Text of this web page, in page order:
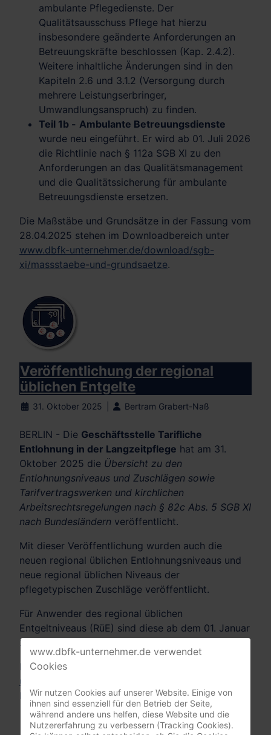
ambulante Pflegedienste. Der
Qualitätsausschuss Pflege hat hierzu
insbesondere geänderte Anforderungen an
Betreuungskräfte beschlossen (Kap. 2.4.2).
Weitere inhaltliche Änderungen sind in den
Kapiteln 2.6 und 3.1.2 (Versorgung durch
mehrere Leistungserbringer,
Umwandlungsanspruch) zu finden.
Teil 1b - Ambulante Betreuungsdienste
wurde neu eingeführt. Er wird ab 01. Juli 2026
die Richtlinie nach § 112a SGB XI zu den
Anforderungen an das Qualitätsmanagement
und die Qualitätssicherung für ambulante
Betreuungsdienste ersetzen.
Die Maßstäbe und Grundsätze in der Fassung vom
28.04.2025 stehen im Downloadbereich unter
www.dbfk-unternehmer.de/download/sgb-
xi/massstaebe-und-grundsaetze.
Veröffentlichung der regional
üblichen Entgelte
31. Oktober 2025 Bertram Grabert-Naß
BERLIN - Die Geschäftsstelle Tarifliche
Entlohnung in der Langzeitpflege hat am 31.
Oktober 2025 die Übersicht zu den
Entlohnungsniveaus und Zuschlägen sowie
Tarifvertragswerken und kirchlichen
Arbeitsrechtsregelungen nach § 82c Abs. 5 SGB XI
nach Bundesländern veröffentlicht.
Mit dieser Veröffentlichung wurden auch die
neuen regional üblichen Entlohnungsniveaus und
neue regional üblichen Niveaus der
pflegetypischen Zuschläge veröffentlicht.
Für Anwender des regional üblichen
Entgeltniveaus (RüE) sind diese ab dem 01. Januar
2026 verbindlich anzuwenden.
Die Veröffentlichung stellen wir unter
unternehmer.de/tariftreuerichtlinien
Download zur Verfügung.
www.dbfk-unternehmer.de verwendet
Cookies
Wir nutzen Cookies auf unserer Website. Einige von
ihnen sind essenziell für den Betrieb der Seite,
während andere uns helfen, diese Website und die
Nutzererfahrung zu verbessern (Tracking Cookies).